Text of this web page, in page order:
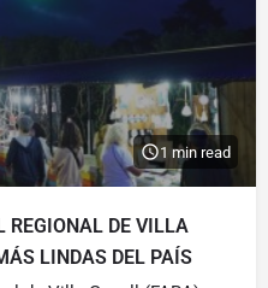
1 min read
REGIONAL DE VILLA
LINDAS DEL PAÍS